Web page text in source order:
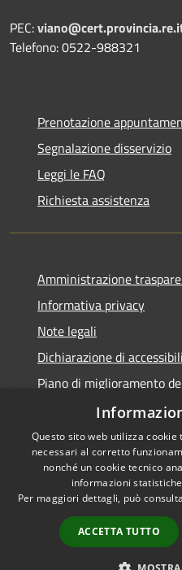
PEC:
Telefono: 0522-988321
Prenotazione
Segnalazione disservizio
Leggi le FAQ
Richiesta assistenza
Amministrazione
Informativa privacy
Note legali
Dichiarazione di
Piano di miglioramento
Accessibilità
Privacy
Mappa del sito
Feedback Accessibilità
Questo sito web utilizza
necessari al corretto
nonché un cookie tecnico
informazioni
Per maggiori dettagli, può
ACCETTA TUTTO